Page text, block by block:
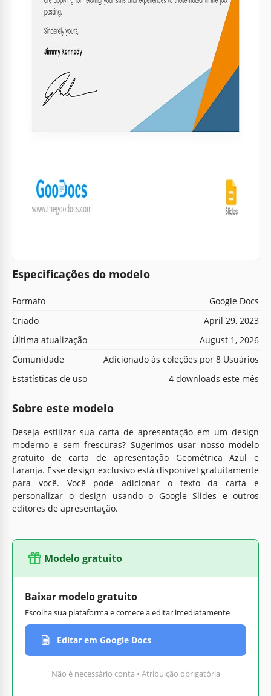
Especificações do modelo
Formato
Google Docs
Criado
April 29, 2023
Última atualização
August 1, 2026
Comunidade
Adicionado às coleções por 8 Usuários
Estatísticas de uso
4 downloads este mês
Sobre este modelo
Deseja estilizar sua carta de apresentação em um design
moderno e sem frescuras? Sugerimos usar nosso modelo
gratuito de carta de apresentação Geométrica Azul e
Laranja. Esse design exclusivo está disponível gratuitamente
para você. Você pode adicionar o texto da carta e
personalizar o design usando o Google Slides e outros
editores de apresentação.
Modelo gratuito
Baixar modelo gratuito
Escolha sua plataforma e comece a editar imediatamente
Editar em Google Docs
Não é necessário conta • Atribuição obrigatória